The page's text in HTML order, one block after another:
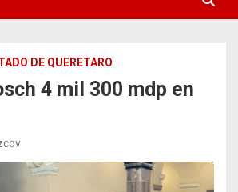
DE QUERETARO
4 mil 300 mdp en